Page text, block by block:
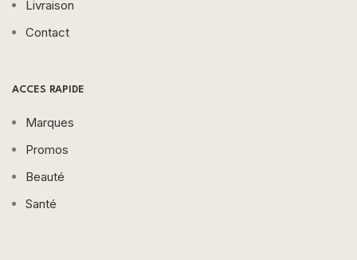
Livraison
Contact
ACCES RAPIDE
Marques
Promos
Beauté
Santé